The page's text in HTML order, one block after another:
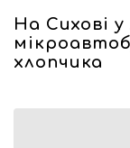
На Сихові у
хлопчика